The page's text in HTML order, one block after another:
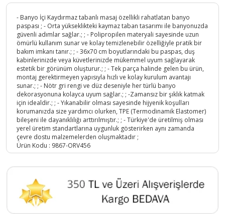
- Banyo İçi Kaydırmaz tabanlı masaj özellikli rahatlatan banyo
paspası ; - Orta yükseklikteki kaymaz taban tasarımı ile banyonuzda
güvenli adımlar sağlar.; ; - Polipropilen materyali sayesinde uzun
ömürlü kullanım sunar ve kolay temizlenebilir özelliğiyle pratik bir
bakım imkanı tanır.; ; - 36x70 cm boyutlarındaki bu paspas, duş
kabinlerinizde veya küvetlerinizde mükemmel uyum sağlayarak
estetik bir görünüm oluşturur.; ; - Tek parça halinde gelen bu ürün,
montaj gerektirmeyen yapısıyla hızlı ve kolay kurulum avantajı
sunar.; ; - Nötr gri rengi ve düz deseniyle her türlü banyo
dekorasyonuna kolayca uyum sağlar.; ; -Zamansız bir şıklık katmak
için idealdir.; ; - Yıkanabilir olması sayesinde hijyenik koşulları
korumanızda size yardımcı olurken, TPE (Termodinamik Elastomer)
bileşeni ile dayanıklılığı arttırılmıştır.; ; - Türkiye'de üretilmiş olması
yerel üretim standartlarına uygunluk gösterirken aynı zamanda
çevre dostu malzemelerden oluşmaktadır ;
Ürün Kodu : 9867-ORV456